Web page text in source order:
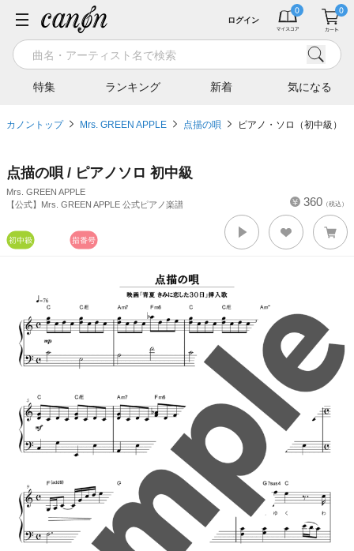
特集 ランキング 新着 気になる
ログイン
カノントップ Mrs. GREEN APPLE 点描の唄 ピアノ・ソロ（初中級）
点描の唄 / ピアノソロ 初中級
Mrs. GREEN APPLE
【公式】Mrs. GREEN APPLE 公式ピアノ楽譜
360 （税込）